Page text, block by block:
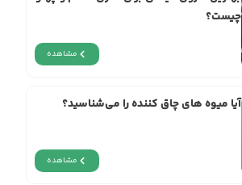
چیست؟
مشاهده
آیا میوه های چاق کننده را می‌شناسید؟
مشاهده